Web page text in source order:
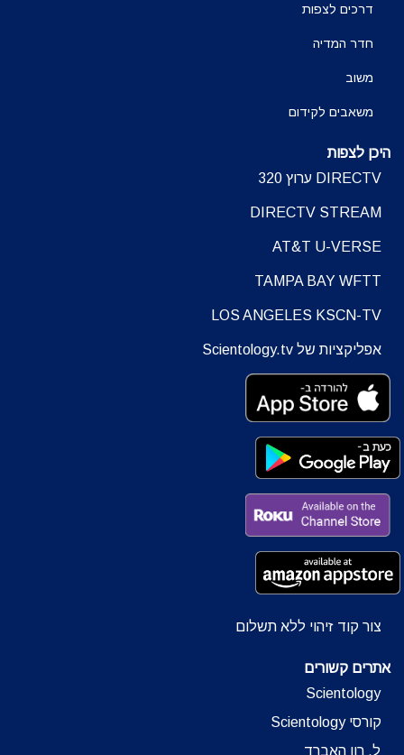
דרכים לצפות
חדר המדיה
משוב
משאבים לקידום
היכן לצפות
DIRECTV ערוץ 320
DIRECTV STREAM
AT&T U-VERSE
TAMPA BAY WFTT
LOS ANGELES KSCN-TV
אפליקציות של Scientology.tv
צור קוד זיהוי ללא תשלום
אתרים קשורים
Scientology
קורסי Scientology
ל. רון האברד